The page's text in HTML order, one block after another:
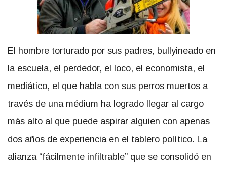
El hombre torturado por sus padres, bullyineado en
la escuela, el perdedor, el loco, el economista, el
mediático, el que habla con sus perros muertos a
través de una médium ha logrado llegar al cargo
más alto al que puede aspirar alguien con apenas
dos años de experiencia en el tablero político. La
alianza “fácilmente infiltrable” que se consolidó en